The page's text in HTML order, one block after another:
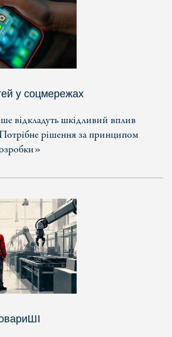
у соцмережах
відкладуть шкідливий вплив
рішення за принципом